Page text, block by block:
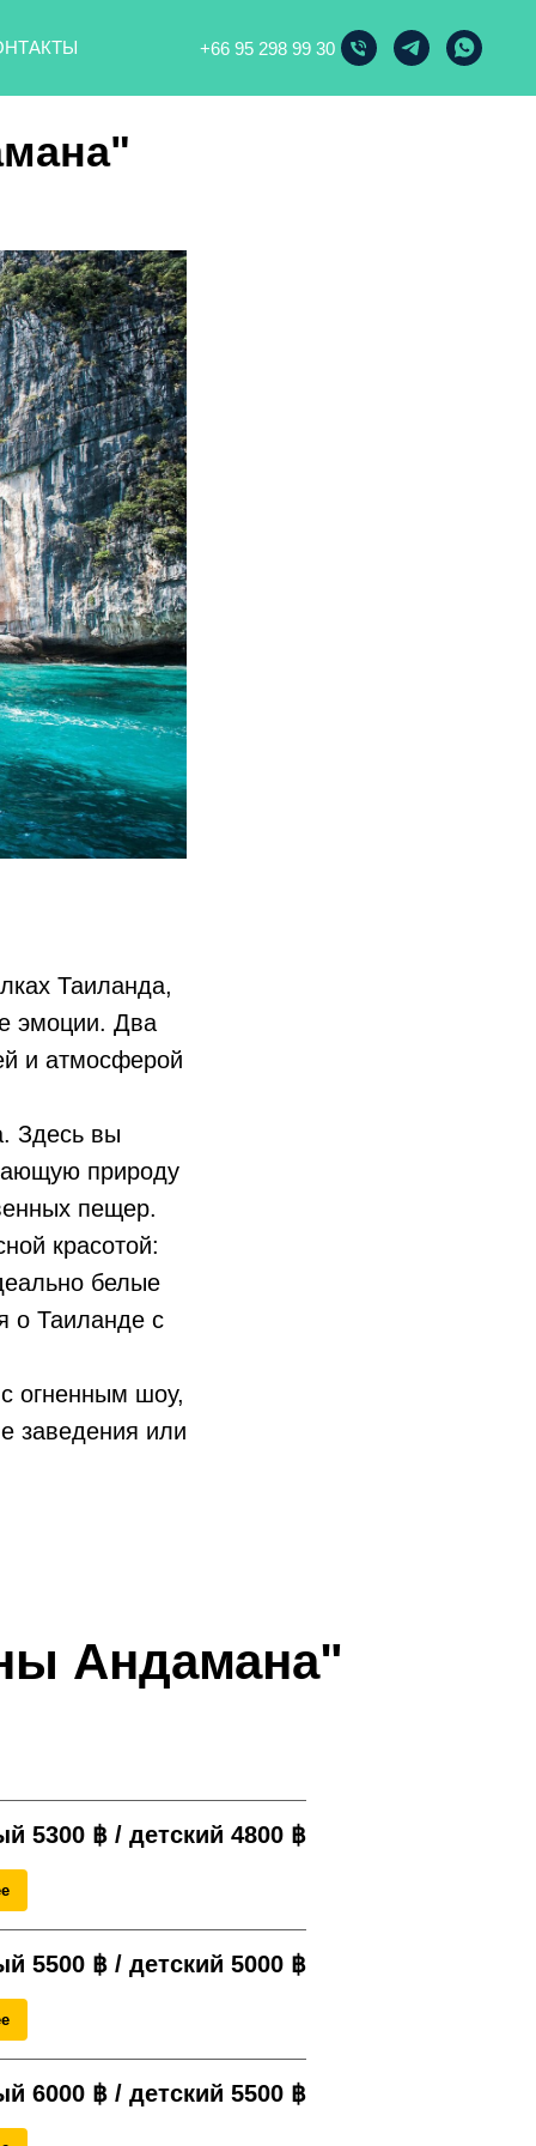
+66 95 298 99 30
Таиланда,
эмоции. Два
и атмосферой
Здесь вы
природу
пещер.
красотой:
белые
о Таиланде с
огненным шоу,
заведения или
Андамана"
5300 ฿ / детский 4800 ฿
5500 ฿ / детский 5000 ฿
6000 ฿ / детский 5500 ฿